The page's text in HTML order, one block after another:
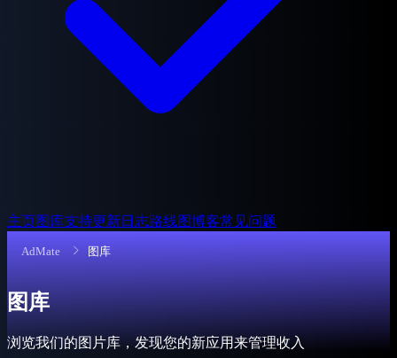
主页图库支持更新日志路线图博客常见问题
AdMate 图库
图库
浏览我们的图片库，发现您的新应用来管理收入